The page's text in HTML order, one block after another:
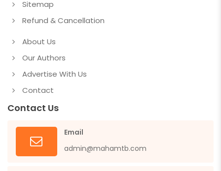
Sitemap
Refund & Cancellation
About Us
Our Authors
Advertise With Us
Contact
Contact Us
Email
admin@mahamtb.com